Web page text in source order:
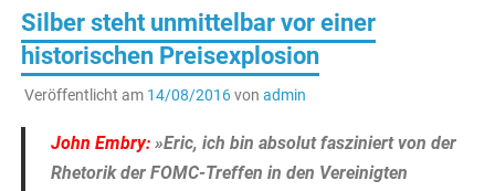
Silber steht unmittelbar vor einer
historischen Preisexplosion
Veröffentlicht am 14/08/2016von admin
John Embry:»Eric, ich bin absolut fasziniert von der
Rhetorik der FOMC-Treffen in den Vereinigten